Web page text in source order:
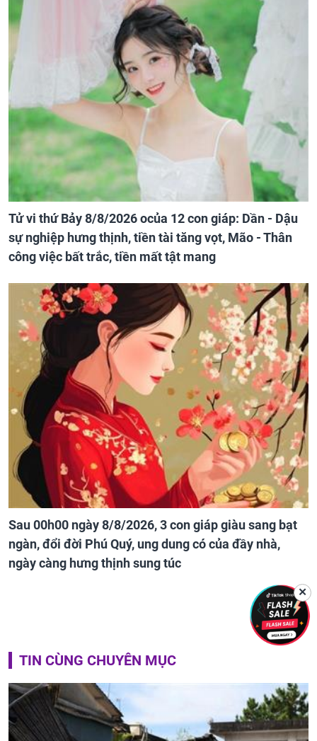
Tử vi thứ Bảy 8/8/2026 ocủa 12 con giáp: Dần - Dậu
sự nghiệp hưng thịnh, tiền tài tăng vọt, Mão - Thân
công việc bất trắc, tiền mất tật mang
Sau 00h00 ngày 8/8/2026, 3 con giáp giàu sang bạt
ngàn, đổi đời Phú Quý, ung dung có của đầy nhà,
ngày càng hưng thịnh sung túc
TIN CÙNG CHUYÊN MỤC
✕